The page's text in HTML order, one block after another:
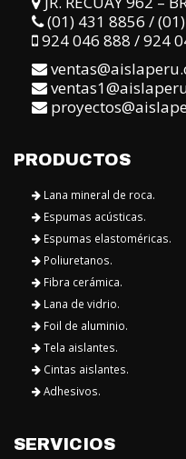
(01) 431 8856 /
924 046 888 / 924
PRODUCTOS
Lana mineral de roca.
Espumas acústicas.
Espumas elastoméricas.
Poliuretanos.
Fibra cerámica.
Lana de vidrio.
Foil de aluminio.
Tela aislantes.
Cintas aislantes.
Adhesivos.
SERVICIOS